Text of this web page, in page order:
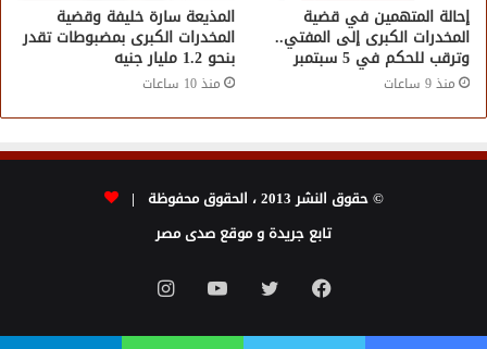
إحالة المتهمين في قضية
المخدرات الكبرى إلى المفتي..
وترقب للحكم في 5 سبتمبر
منذ 9 ساعات
المذيعة سارة خليفة وقضية
المخدرات الكبرى بمضبوطات تقدر
بنحو 1.2 مليار جنيه
منذ 10 ساعات
© حقوق النشر 2013 ، الحقوق محفوظة |
تابع جريدة و موقع صدى مصر
فيسبوك تويتر يوتيوبانستقرام